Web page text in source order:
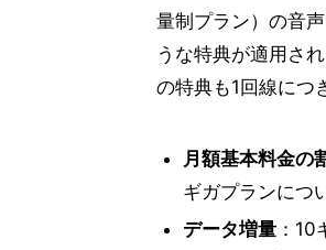
量制プラン）の音
うな特典が適用さ
の特典も1回線につ
月額基本料金の
ギガプランにつ
データ増量：10